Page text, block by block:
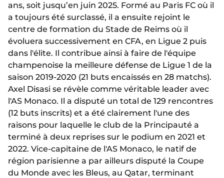
ans, soit jusqu’en juin 2025. Formé au Paris FC où il
a toujours été surclassé, il a ensuite rejoint le
centre de formation du Stade de Reims où il
évoluera successivement en CFA, en Ligue 2 puis
dans l'élite. Il contribue ainsi à faire de l'équipe
champenoise la meilleure défense de Ligue 1 de la
saison 2019-2020 (21 buts encaissés en 28 matchs).
Axel Disasi se révèle comme véritable leader avec
l'AS Monaco. Il a disputé un total de 129 rencontres
(12 buts inscrits) et a été clairement l'une des
raisons pour laquelle le club de la Principauté a
terminé à deux reprises sur le podium en 2021 et
2022. Vice-capitaine de l'AS Monaco, le natif de
région parisienne a par ailleurs disputé la Coupe
du Monde avec les Bleus, au Qatar, terminant